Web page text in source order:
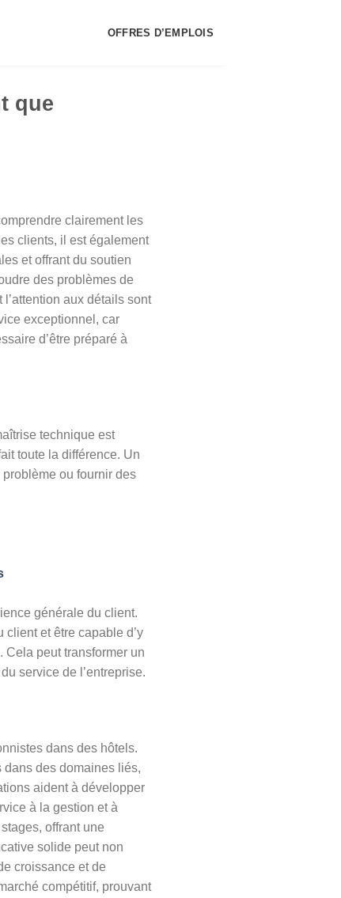
OFFRES D’EMPLOIS
que
clairement les
clients, il est également
et offrant du soutien
des problèmes de
aux détails sont
exceptionnel, car
d’être préparé à
technique est
toute la différence. Un
ou fournir des
générale du client.
et être capable d’y
Cela peut transformer un
service de l’entreprise.
dans des hôtels.
des domaines liés,
aident à développer
à la gestion et à
offrant une
solide peut non
croissance et de
compétitif, prouvant